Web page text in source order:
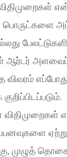
பொருட்களை
ஆர்டர்
விவரம்
விதிமுறைகள்
முழுத்